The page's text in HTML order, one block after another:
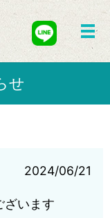
メ
せ
2024/06/21
ざいます